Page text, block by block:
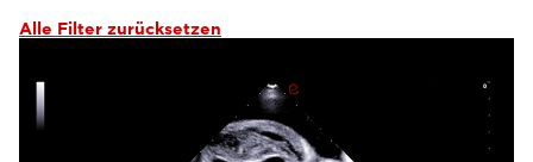
Alle Filter zurücksetzen